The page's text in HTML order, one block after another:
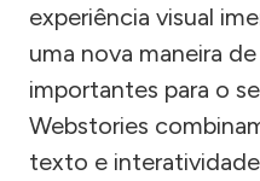
experiência visual
uma nova maneira
importantes para o
Webstories
texto e